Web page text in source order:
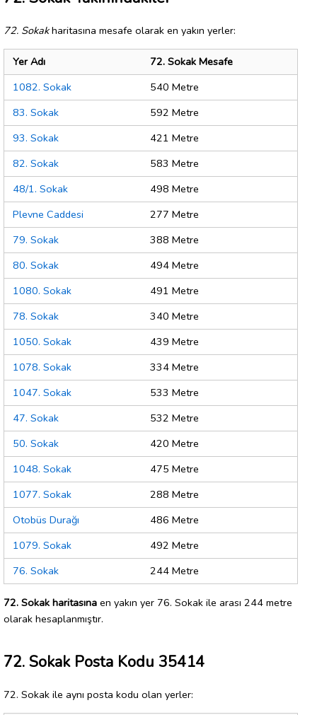
72. Sokakharitasına mesafe olarak en yakın yerler:
Yer Adı
72. Sokak Mesafe
1082. Sokak
540 Metre
83. Sokak
592 Metre
93. Sokak
421 Metre
82. Sokak
583 Metre
48/1. Sokak
498 Metre
Plevne Caddesi
277 Metre
79. Sokak
388 Metre
80. Sokak
494 Metre
1080. Sokak
491 Metre
78. Sokak
340 Metre
1050. Sokak
439 Metre
1078. Sokak
334 Metre
1047. Sokak
533 Metre
47. Sokak
532 Metre
50. Sokak
420 Metre
1048. Sokak
475 Metre
1077. Sokak
288 Metre
Otobüs Durağı
486 Metre
1079. Sokak
492 Metre
76. Sokak
244 Metre
72. Sokak haritasına en yakın yer 76. Sokak ile arası 244 metre
olarak hesaplanmıştır.
72. Sokak Posta Kodu 35414
72. Sokak ile aynı posta kodu olan yerler: